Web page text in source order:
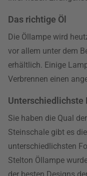
Das richtige Öl
Die Öllampe wird
vor allem unter dem
erhältlich. Einige
Verbrennen einen
Unterschiedlichste
Sie haben die Qual
Steinschale gibt es
unterschiedlichsten
Stelton Öllampe